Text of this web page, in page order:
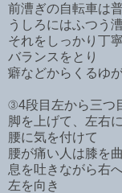
前漕ぎの自転車は
うしろにはふつう
それをしっかり丁
バランスをとり
癖などからくるゆ
③4段目左から三つ
脚を上げて、左右
腰に気を付けて
腰が痛い人は膝を
息を吐きながら右
左を向き